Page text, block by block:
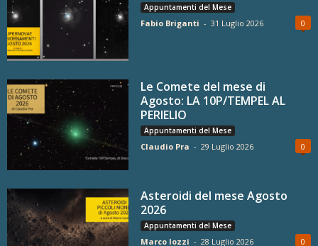
Appuntamenti del Mese
Fabio Briganti - 31 Luglio 2026 0
Le Comete del mese di
Agosto: LA 10P/TEMPEL AL
PERIELIO
Appuntamenti del Mese
Claudio Pra - 29 Luglio 2026 0
Asteroidi del mese Agosto
2026
Appuntamenti del Mese
Marco Iozzi - 28 Luglio 2026 0